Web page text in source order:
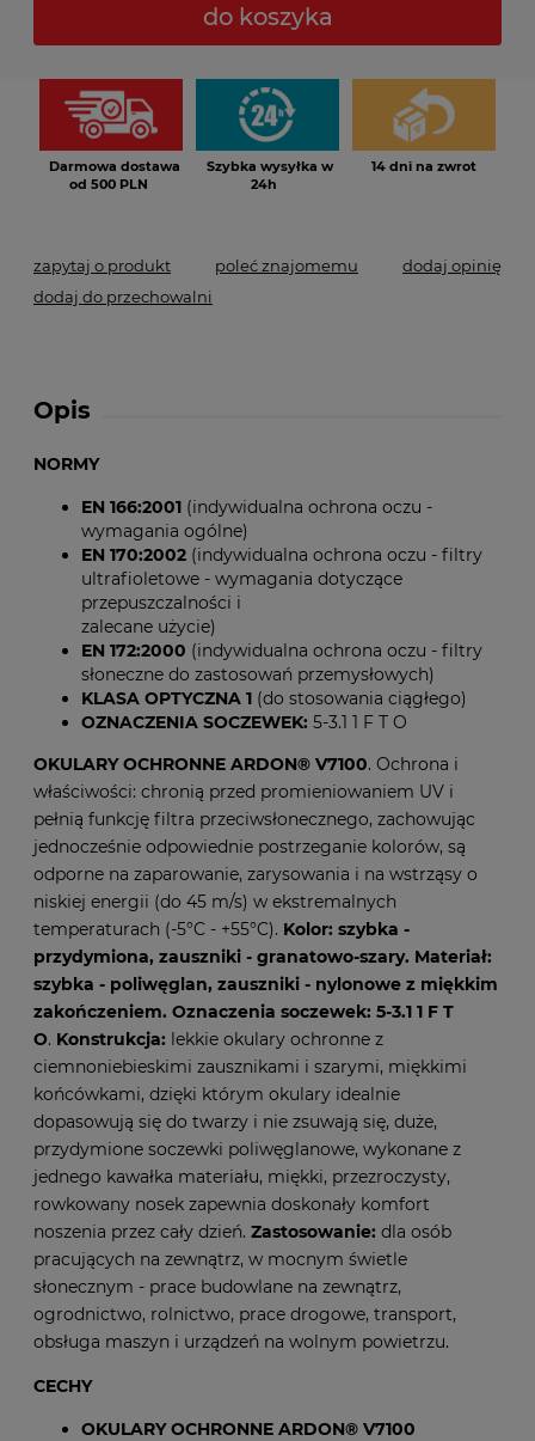
do koszyka
Darmowa dostawa
od 500 PLN
Szybka wysyłka w
24h
14 dni na zwrot
zapytaj o produkt poleć znajomemu
dodaj opinię
dodaj do przechowalni
Opis
NORMY
EN 166:2001 (indywidualna ochrona oczu -
wymagania ogólne)
EN 170:2002 (indywidualna ochrona oczu - filtry
ultrafioletowe - wymagania dotyczące
przepuszczalności i
zalecane użycie)
EN 172:2000 (indywidualna ochrona oczu - filtry
słoneczne do zastosowań przemysłowych)
KLASA OPTYCZNA 1 (do stosowania ciągłego)
OZNACZENIA SOCZEWEK: 5-3.1 1 F T O
OKULARY OCHRONNE ARDON® V7100. Ochrona i
właściwości: chronią przed promieniowaniem UV i
pełnią funkcję filtra przeciwsłonecznego, zachowując
jednocześnie odpowiednie postrzeganie kolorów, są
odporne na zaparowanie, zarysowania i na wstrząsy o
niskiej energii (do 45 m/s) w ekstremalnych
temperaturach (-5°C - +55°C). Kolor: szybka -
przydymiona, zauszniki - granatowo-szary. Materiał:
szybka - poliwęglan, zauszniki - nylonowe z miękkim
zakończeniem. Oznaczenia soczewek: 5-3.1 1 F T
O. Konstrukcja: lekkie okulary ochronne z
ciemnoniebieskimi zausznikami i szarymi, miękkimi
końcówkami, dzięki którym okulary idealnie
dopasowują się do twarzy i nie zsuwają się, duże,
przydymione soczewki poliwęglanowe, wykonane z
jednego kawałka materiału, miękki, przezroczysty,
rowkowany nosek zapewnia doskonały komfort
noszenia przez cały dzień. Zastosowanie: dla osób
pracujących na zewnątrz, w mocnym świetle
słonecznym - prace budowlane na zewnątrz,
ogrodnictwo, rolnictwo, prace drogowe, transport,
obsługa maszyn i urządzeń na wolnym powietrzu.
CECHY
OKULARY OCHRONNE ARDON® V7100